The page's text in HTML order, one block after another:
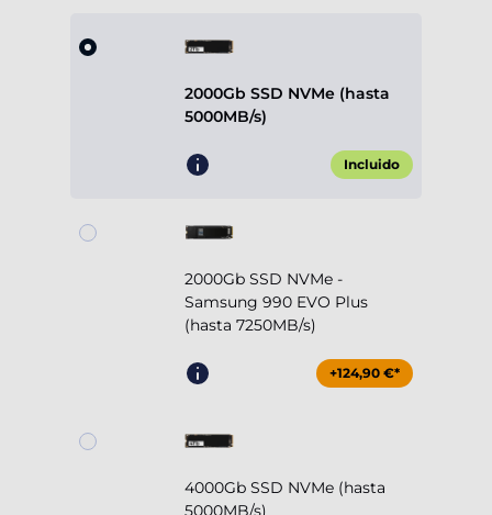
2000Gb SSD NVMe (hasta
5000MB/s)
Incluido
2000Gb SSD NVMe -
Samsung 990 EVO Plus
(hasta 7250MB/s)
+124,90 €*
4000Gb SSD NVMe (hasta